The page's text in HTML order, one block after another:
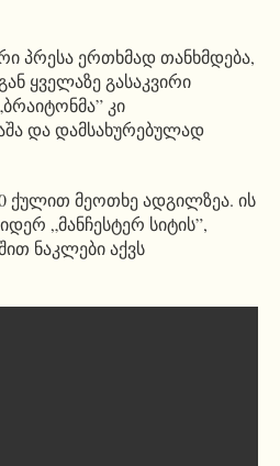
პრესა ერთხმად თანხმდება,
ყველაზე გასაკვირი
კი
და დამსახურებულად
ქულით მეოთხე ადგილზეა. ის
„მანჩესტერ სიტის”,
ნაკლები აქვს